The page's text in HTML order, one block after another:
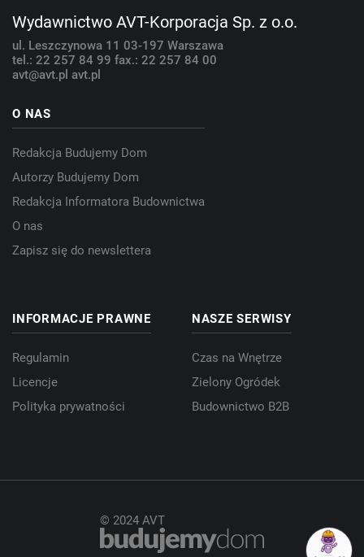
Wydawnictwo AVT-Korporacja Sp. z o.o.
ul. Leszczynowa 11 03-197 Warszawa
tel.: 22 257 84 99 fax.: 22 257 84 00
avt@avt.pl avt.pl
O NAS
Redakcja Budujemy Dom
Autorzy Budujemy Dom
Redakcja Informatora Budownictwa
O nas
Zapisz się do newslettera
INFORMACJE PRAWNE
Regulamin
Licencje
Polityka prywatności
NASZE SERWISY
Czas na Wnętrze
Zielony Ogródek
Budownictwo B2B
© 2024 AVT